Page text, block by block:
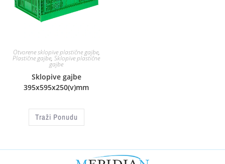
Otvorene sklopive plastične gajbe,
Plastične gajbe, Sklopive plastične
gajbe
Sklopive gajbe
395x595x250(v)mm
Traži Ponudu